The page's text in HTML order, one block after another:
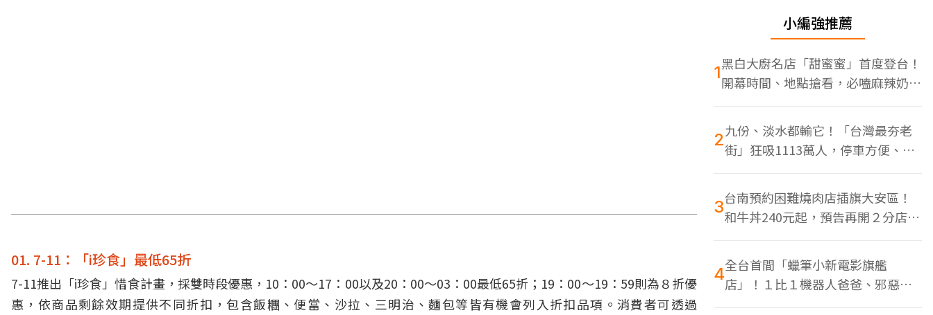
01. 7-11：「i珍食」最低65折
7-11推出「i珍食」惜食計畫，採雙時段優惠，10：00～17：00以及20：00～03：00最低65折；19：00～19：59則為８折優
惠，依商品剩餘效期提供不同折扣，包含飯糰、便當、沙拉、三明治、麵包等皆有機會列入折扣品項。消費者可透過
小編強推薦
1黑白大廚名店「甜蜜蜜」首度登台！
開幕時間、地點搶看，必嗑麻辣奶油
蝦
2九份、淡水都輸它！「台灣最夯老
街」狂吸1113萬人，停車方便、特
色美食多
3台南預約困難燒肉店插旗大安區！
和牛丼240元起，預告再開２分店、
地點曝光
4全台首間「蠟筆小新電影旗艦
店」！１比１機器人爸爸、邪惡正
男，百款周邊買翻